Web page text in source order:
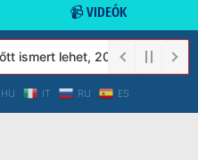
📹 VIDEÓK
lehet, 2023-tól a
HU IT RU ES